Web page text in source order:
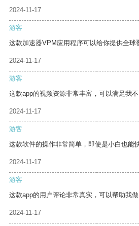
2024-11-17
游客
这款加速器VPM应用程序可以给你提供全球
2024-11-17
游客
这款app的视频资源非常丰富，可以满足我不
2024-11-17
游客
这款软件的操作非常简单，即使是小白也能
2024-11-17
游客
这款app的用户评论非常真实，可以帮助我做
2024-11-17